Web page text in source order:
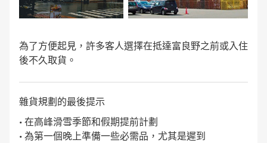
為了方便起見，許多客人選擇在抵達富良野之前或入住
後不久取貨。
雜貨規劃的最後提示
• 在高峰滑雪季節和假期提前計劃
• 為第一個晚上準備一些必需品，尤其是遲到